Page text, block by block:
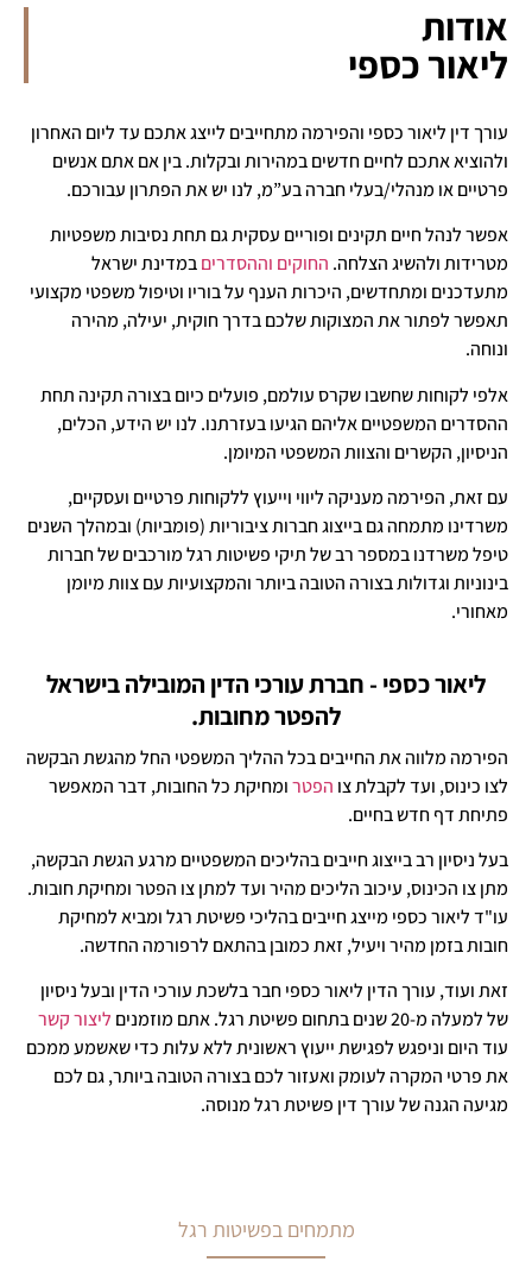
אודות
ליאור כספי
עורך דין ליאור כספי והפירמה מתחייבים לייצג אתכם עד ליום האחרון
ולהוציא אתכם לחיים חדשים במהירות ובקלות. בין אם אתם אנשים
פרטיים או מנהלי/בעלי חברה בע”מ, לנו יש את הפתרון עבורכם.
אפשר לנהל חיים תקינים ופוריים עסקית גם תחת נסיבות משפטיות
מטרידות ולהשיג הצלחה. החוקים וההסדריםבמדינת ישראל
מתעדכנים ומתחדשים, היכרות הענף על בוריו וטיפול משפטי מקצועי
תאפשר לפתור את המצוקות שלכם בדרך חוקית, יעילה, מהירה
ונוחה.
אלפי לקוחות שחשבו שקרס עולמם, פועלים כיום בצורה תקינה תחת
ההסדרים המשפטיים אליהם הגיעו בעזרתנו. לנו יש הידע, הכלים,
הניסיון, הקשרים והצוות המשפטי המיומן.
עם זאת, הפירמה מעניקה ליווי וייעוץ ללקוחות פרטיים ועסקיים,
משרדינו מתמחה גם בייצוג חברות ציבוריות (פומביות) ובמהלך השנים
טיפל משרדנו במספר רב של תיקי פשיטות רגל מורכבים של חברות
בינוניות וגדולות בצורה הטובה ביותר והמקצועיות עם צוות מיומן
מאחורי.
ליאור כספי - חברת עורכי הדין המובילה בישראל
להפטר מחובות.
הפירמה מלווה את החייבים בכל ההליך המשפטי החל מהגשת הבקשה
לצו כינוס, ועד לקבלת צו הפטרומחיקת כל החובות, דבר המאפשר
פתיחת דף חדש בחיים.
בעל ניסיון רב בייצוג חייבים בהליכים המשפטיים מרגע הגשת הבקשה,
מתן צו הכינוס, עיכוב הליכים מהיר ועד למתן צו הפטר ומחיקת חובות.
עו"ד ליאור כספי מייצג חייבים בהליכי פשיטת רגל ומביא למחיקת
חובות בזמן מהיר ויעיל, זאת כמובן בהתאם לרפורמה החדשה.
זאת ועוד, עורך הדין ליאור כספי חבר בלשכת עורכי הדין ובעל ניסיון
של למעלה מ-20 שנים בתחום פשיטת רגל. אתם מוזמנים
ליצור קשר
עוד היום וניפגש לפגישת ייעוץ ראשונית ללא עלות כדי שאשמע ממכם
את פרטי המקרה לעומק ואעזור לכם בצורה הטובה ביותר, גם לכם
מגיעה הגנה של עורך דין פשיטת רגל מנוסה.
מתמחים בפשיטות רגל